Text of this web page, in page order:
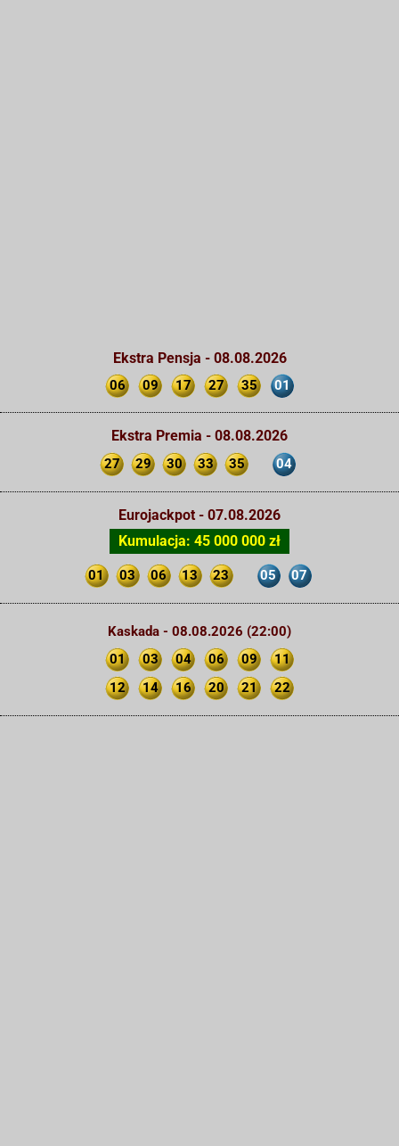
Ekstra Pensja - 08.08.2026
06 09 17 27 35 01
Ekstra Premia - 08.08.2026
27 29 30 33 35 04
Eurojackpot - 07.08.2026
Kumulacja: 45 000 000 zł
01 03 06 13 23 05 07
Kaskada - 08.08.2026 (22:00)
01
03 04 06 09
11
12
14 16 20 21 22